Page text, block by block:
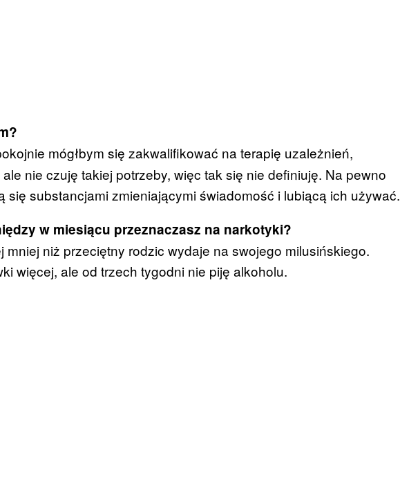
mógłbym się zakwalifikować na terapię uzależnień,
nie czuję takiej potrzeby, więc tak się nie definiuję. Na pewno
się substancjami zmieniającymi świadomość i lubiącą ich używać.
w miesiącu przeznaczasz na narkotyki?
mniej niż przeciętny rodzic wydaje na swojego milusińskiego.
więcej, ale od trzech tygodni nie piję alkoholu.